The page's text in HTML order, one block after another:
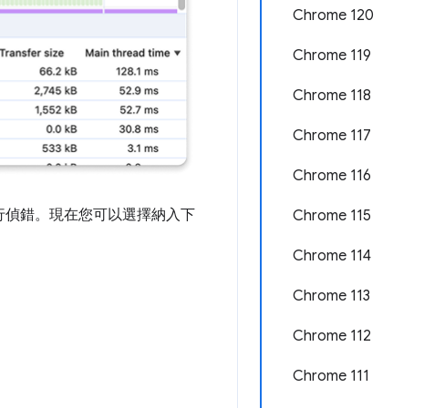
Chrome 120
Chrome 119
Chrome 118
Chrome 117
Chrome 116
Chrome 115
Chrome 114
Chrome 113
Chrome 112
Chrome 111
錯。現在您可以選擇納入下